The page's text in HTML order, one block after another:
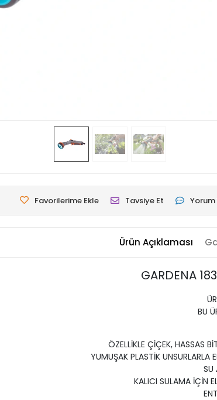
Favorilerime Ekle Tavsiye Et Yorum
Ürün Açıklaması
GARDENA
BU
ÖZELLİKLE ÇİÇEK, HASSAS
YUMUŞAK PLASTİK
SU
KALICI SULAMA İÇİN